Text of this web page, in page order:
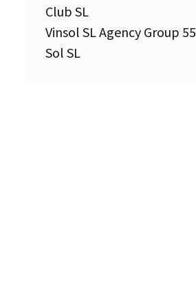
Club SL
Vinsol SL Agency Group 55
Sol SL